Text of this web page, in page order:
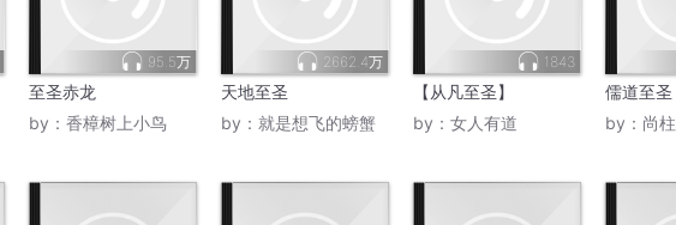
95.5万
至圣赤龙
by： 香樟树上小鸟
2662.4万
天地至圣
by： 就是想飞的螃蟹
1843
【从凡至圣】
by： 女人有道
儒道至圣
by： 尚柱